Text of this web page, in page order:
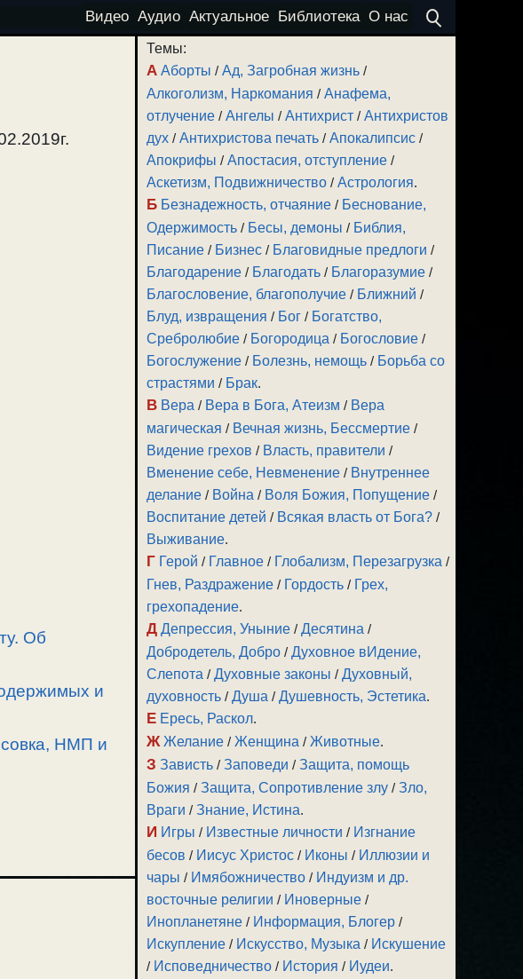
Видео Аудио Актуальное Библиотека О нас
Об
и
НМП и
Темы:
А Аборты /Ад, Загробная жизнь /
Алкоголизм, Наркомания /Анафема,
отлучение /Ангелы /Антихрист /Антихристов
дух /Антихристова печать /Апокалипсис /
Апокрифы /Апостасия, отступление /
Аскетизм, Подвижничество /Астрология.
Б Безнадежность, отчаяние / Беснование,
Одержимость / Бесы, демоны / Библия,
Писание / Бизнес / Благовидные предлоги /
Благодарение / Благодать / Благоразумие /
Благословение, благополучие / Ближний /
Блуд, извращения / Бог / Богатство,
Сребролюбие / Богородица / Богословие /
Богослужение / Болезнь, немощь / Борьба со
страстями / Брак.
В Вера / Вера в Бога, Атеизм / Вера
магическая / Вечная жизнь, Бессмертие /
Видение грехов / Власть, правители /
Вменение себе, Невменение / Внутреннее
делание / Война / Воля Божия, Попущение /
Воспитание детей / Всякая власть от Бога? /
Выживание.
Г Герой / Главное / Глобализм, Перезагрузка /
Гнев, Раздражение / Гордость / Грех,
грехопадение.
Д Депрессия, Уныние /Десятина /
Добродетель, Добро /Духовное вИдение,
Слепота /Духовные законы /Духовный,
духовность /Душа /Душевность, Эстетика.
Е Ересь, Раскол.
Ж Желание /Женщина /Животные.
З Зависть /Заповеди /Защита, помощь
Божия /Защита, Сопротивление злу /Зло,
Враги /Знание, Истина.
И Игры / Известные личности / Изгнание
бесов / Иисус Христос / Иконы / Иллюзии и
чары / Имябожничество / Индуизм и др.
восточные религии / Иноверные /
Инопланетяне / Информация, Блогер /
Искупление / Искусство, Музыка / Искушение
/ Исповедничество / История / Иудеи.